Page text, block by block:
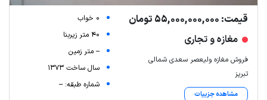
قیمت: 55,000,000,000 تومان
مغازه و تجاری
فروش مغازه ولیعصر سعدی شمالی
تبریز
مشاهده جزییات
0 خواب
40 متر زیربنا
-- متر زمین
سال ساخت 1373
شماره طبقه: --